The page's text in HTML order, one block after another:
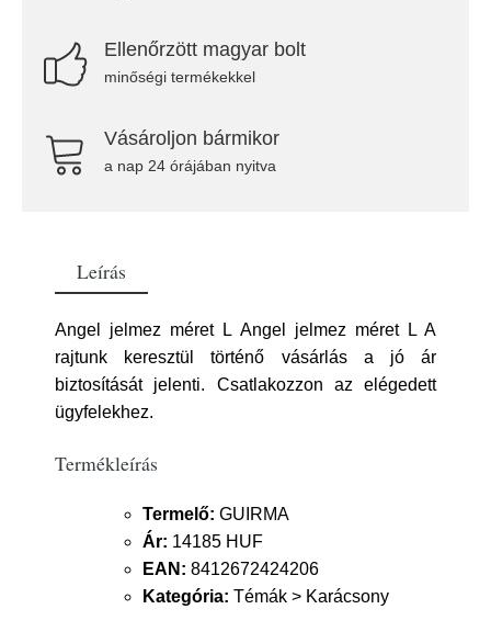
Ellenőrzött magyar bolt
minőségi termékekkel
Vásároljon bármikor
a nap 24 órájában nyitva
Leírás
Angel jelmez méret L Angel jelmez méret L A
rajtunk keresztül történő vásárlás a jó ár
biztosítását jelenti. Csatlakozzon az elégedett
ügyfelekhez.
Termékleírás
Termelő: GUIRMA
Ár: 14185 HUF
EAN: 8412672424206
Kategória: Témák > Karácsony